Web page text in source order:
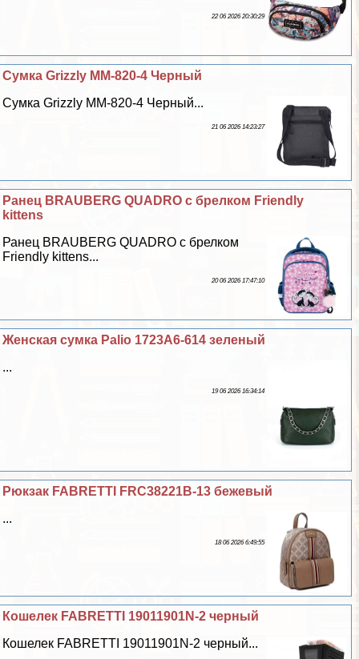
22 06 2026 20:30:29
Сумка Grizzly ММ-820-4 Черный
Сумка Grizzly ММ-820-4 Черный...
21 06 2026 14:23:27
Ранец BRAUBERG QUADRO с брелком Friendly
kittens
Ранец BRAUBERG QUADRO с брелком
Friendly kittens...
20 06 2026 17:47:10
Женская сумка Palio 1723A6-614 зеленый
...
19 06 2026 16:34:14
Рюкзак FABRETTI FRC38221B-13 бежевый
...
18 06 2026 6:49:55
Кошелек FABRETTI 19011901N-2 черный
Кошелек FABRETTI 19011901N-2 черный...